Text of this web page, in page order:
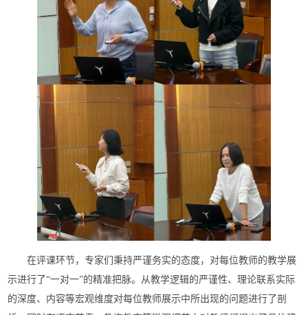
在评课环节，专家们秉持严谨务实的态度，对每位教师的教学展
示进行了“一对一”的精准把脉。从教学逻辑的严谨性、理论联系实际
的深度、内容等宏观维度对每位教师展示中所出现的问题进行了剖